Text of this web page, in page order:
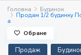
Головна Будинок
Продам 1/2 будинку
а
Продаж
Обране